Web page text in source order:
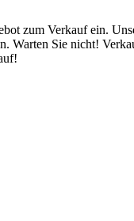
zum Verkauf ein.
Warten Sie nicht!